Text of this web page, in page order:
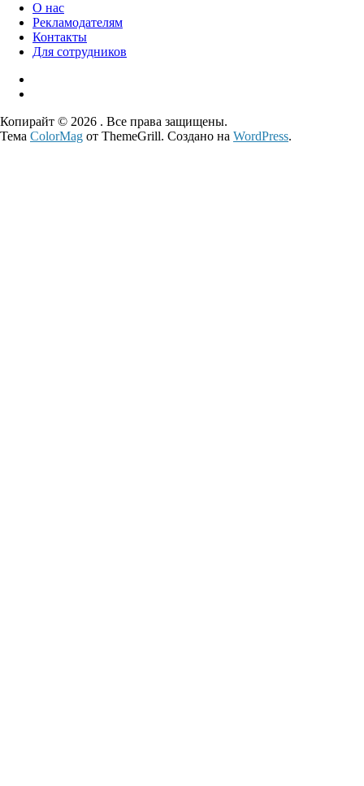
О нас
Рекламодателям
Контакты
Для сотрудников
Копирайт © 2026 . Все права защищены.
Тема ColorMag от ThemeGrill. Создано на WordPress.